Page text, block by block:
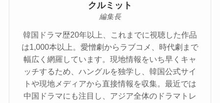
クルミット
編集長
韓国ドラマ歴20年以上、これまでに視聴した作品
は1,000本以上。愛憎劇からラブコメ、時代劇まで
幅広く網羅しています。現地情報をいち早くキャ
ッチするため、ハングルを独学し、韓国公式サイ
トや現地メディアから直接情報を収集。最近では
中国ドラマにも注目し、アジア全体のドラマトレ